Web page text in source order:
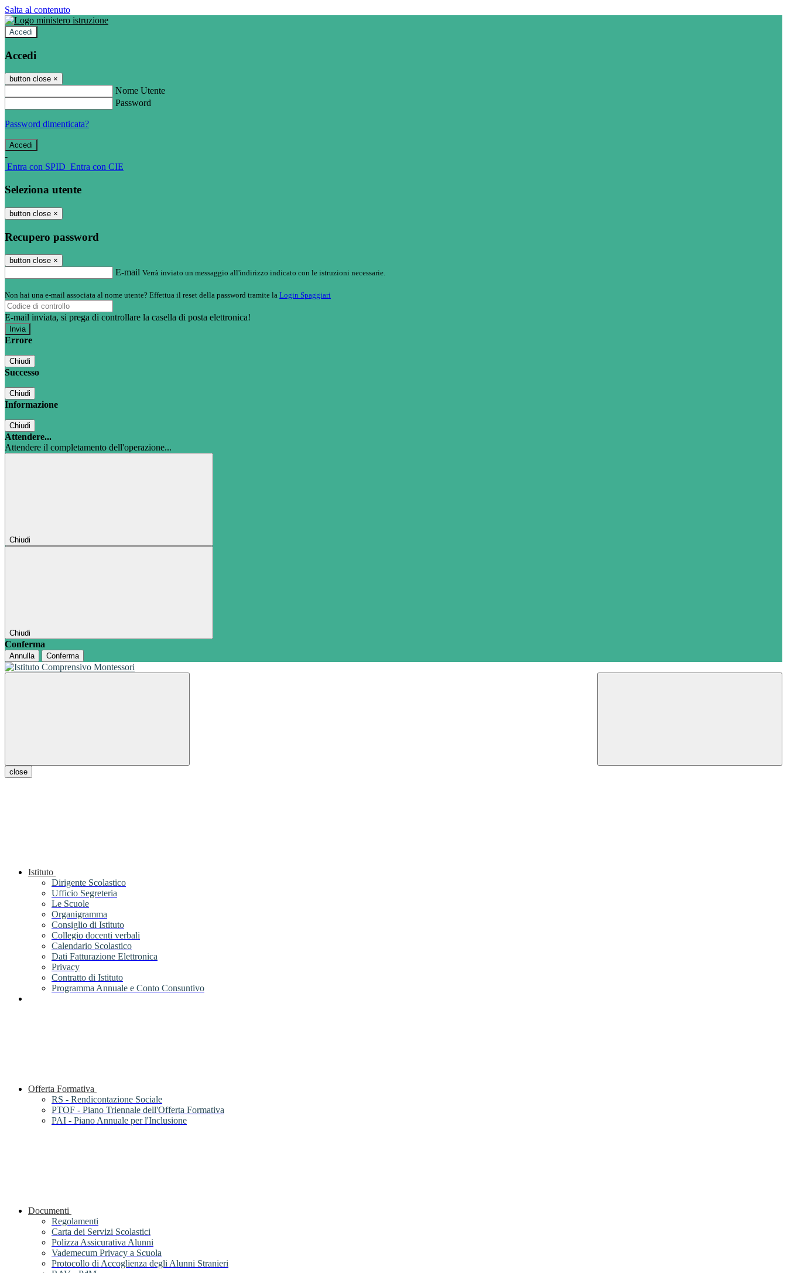
Salta al contenuto
Accedi
Accedi
button close ×
Nome Utente
Password
Password dimenticata?
-
Entra con SPID Entra con CIE
Seleziona utente
button close ×
Recupero password
button close ×
E-mail Verrà inviato un messaggio all'indirizzo indicato con le istruzioni necessarie.
Non hai una e-mail associata al nome utente? Effettua il reset della password tramite la Login Spaggiari
E-mail inviata, si prega di controllare la casella di posta elettronica!
Errore
Chiudi
Successo
Chiudi
Informazione
Chiudi
Attendere...
Attendere il completamento dell'operazione...
Chiudi
Chiudi
Conferma
Annulla Conferma
close
Istituto
Dirigente Scolastico
Ufficio Segreteria
Le Scuole
Organigramma
Consiglio di Istituto
Collegio docenti verbali
Calendario Scolastico
Dati Fatturazione Elettronica
Privacy
Contratto di Istituto
Programma Annuale e Conto Consuntivo
Offerta Formativa
RS - Rendicontazione Sociale
PTOF - Piano Triennale dell'Offerta Formativa
PAI - Piano Annuale per l'Inclusione
Documenti
Regolamenti
Carta dei Servizi Scolastici
Polizza Assicurativa Alunni
Vademecum Privacy a Scuola
Protocollo di Accoglienza degli Alunni Stranieri